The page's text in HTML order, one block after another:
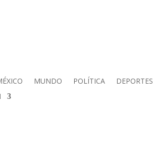
MUNDO POLÍTICA
DEPORTES